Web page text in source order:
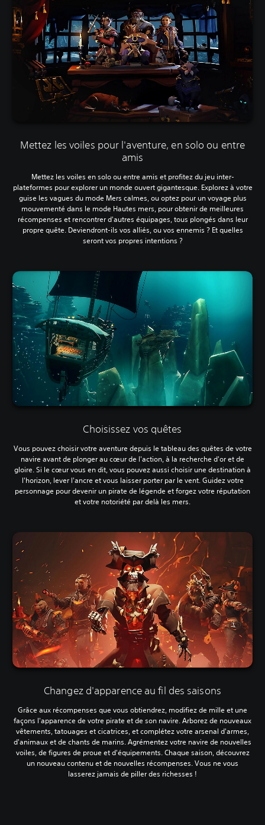
Mettez les voiles pour l'aventure, en solo ou entre
amis
Mettez les voiles en solo ou entre amis et profitez du jeu inter-
plateformes pour explorer un monde ouvert gigantesque. Explorez à votre
guise les vagues du mode Mers calmes, ou optez pour un voyage plus
mouvementé dans le mode Hautes mers, pour obtenir de meilleures
récompenses et rencontrer d'autres équipages, tous plongés dans leur
propre quête. Deviendront-ils vos alliés, ou vos ennemis ? Et quelles
seront vos propres intentions ?
Choisissez vos quêtes
Vous pouvez choisir votre aventure depuis le tableau des quêtes de votre
navire avant de plonger au cœur de l'action, à la recherche d'or et de
gloire. Si le cœur vous en dit, vous pouvez aussi choisir une destination à
l'horizon, lever l'ancre et vous laisser porter par le vent. Guidez votre
personnage pour devenir un pirate de légende et forgez votre réputation
et votre notoriété par delà les mers.
Changez d'apparence au fil des saisons
Grâce aux récompenses que vous obtiendrez, modifiez de mille et une
façons l'apparence de votre pirate et de son navire. Arborez de nouveaux
vêtements, tatouages et cicatrices, et complétez votre arsenal d'armes,
d'animaux et de chants de marins. Agrémentez votre navire de nouvelles
voiles, de figures de proue et d'équipements. Chaque saison, découvrez
un nouveau contenu et de nouvelles récompenses. Vous ne vous
lasserez jamais de piller des richesses !